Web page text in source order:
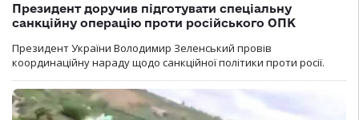
Президент доручив підготувати спеціальну
санкційну операцію проти російського ОПК
Президент України Володимир Зеленський провів
координаційну нараду щодо санкційної політики проти росії.